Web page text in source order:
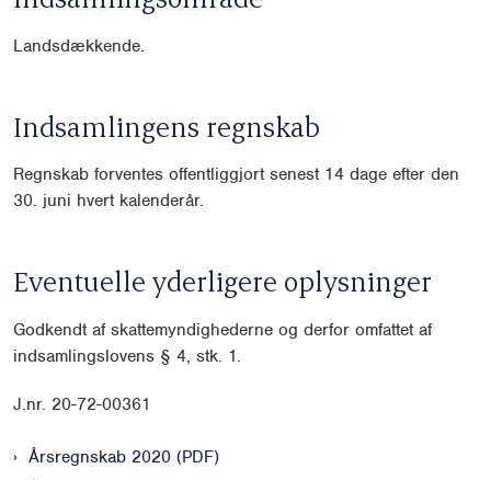
Landsdækkende.
Indsamlingens regnskab
Regnskab forventes offentliggjort senest 14 dage efter den
30. juni hvert kalenderår.
Eventuelle yderligere oplysninger
Godkendt af skattemyndighederne og derfor omfattet af
indsamlingslovens § 4, stk. 1.
J.nr. 20-72-00361
Årsregnskab 2020 (PDF)